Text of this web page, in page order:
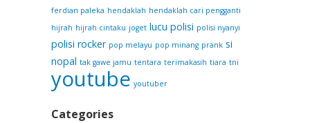
ferdian paleka hendaklah hendaklah cari pengganti
hijrah hijrah cintaku joget lucu polisi polisi nyanyi
polisi rocker pop melayu pop minang prank si
nopal tak gawe jamu tentara terimakasih tiara tni
youtube youtuber
Categories